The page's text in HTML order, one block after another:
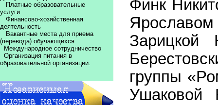
Платные образовательные
услуги
Финансово-хозяйственная
деятельность
Вакантные места для приема
(перевода) обучающихся
Международное сотрудничество
Организация питания в
образовательной организации.
Финк
Зарицкой
группы
Ушаковой